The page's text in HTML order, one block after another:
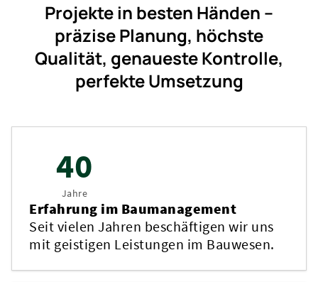
Projekte in besten Händen –
präzise Planung, höchste
Qualität, genaueste Kontrolle,
perfekte Umsetzung
40
Jahre
Erfahrung im Baumanagement
Seit vielen Jahren beschäftigen wir uns
mit geistigen Leistungen im Bauwesen.